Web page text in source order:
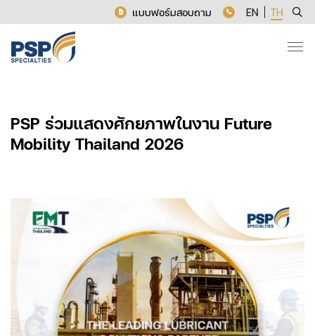
แบบฟอร์มสอบถาม EN TH
PSP ร่วมแสดงศักยภาพในงาน Future
Mobility Thailand 2026